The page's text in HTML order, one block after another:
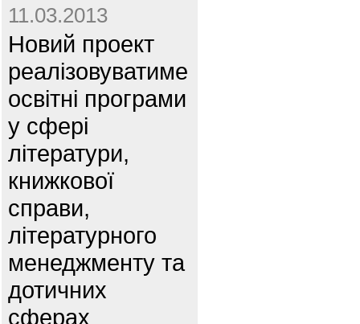
11.03.2013
Новий проект
реалізовуватиме
освітні програми
у сфері
літератури,
книжкової
справи,
літературного
менеджменту та
дотичних
сферах